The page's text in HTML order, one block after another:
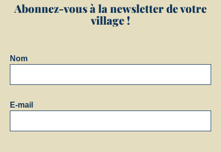
Abonnez-vous à la newsletter de votre
village !
Nom
E-mail